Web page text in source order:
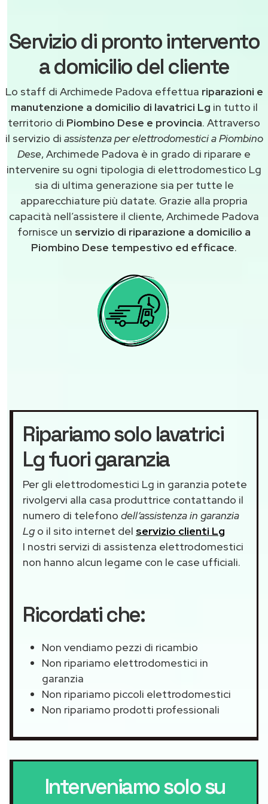
Servizio di pronto intervento
a domicilio del cliente
Lo staff di Archimede Padova effettua riparazioni e
manutenzione a domicilio di lavatrici Lg in tutto il
territorio di Piombino Dese e provincia. Attraverso
il servizio di assistenza per elettrodomestici a Piombino
Dese, Archimede Padova è in grado di riparare e
intervenire su ogni tipologia di elettrodomestico Lg
sia di ultima generazione sia per tutte le
apparecchiature più datate. Grazie alla propria
capacità nell’assistere il cliente, Archimede Padova
fornisce un servizio di riparazione a domicilio a
Piombino Dese tempestivo ed efficace.
Ripariamo solo lavatrici
Lg fuori garanzia
Per gli elettrodomestici Lg in garanzia potete
rivolgervi alla casa produttrice contattando il
numero di telefono dell’assistenza in garanzia
Lg o il sito internet del servizio clienti Lg
I nostri servizi di assistenza elettrodomestici
non hanno alcun legame con le case ufficiali.
Ricordati che:
Non vendiamo pezzi di ricambio
Non ripariamo elettrodomestici in
garanzia
Non ripariamo piccoli elettrodomestici
Non ripariamo prodotti professionali
Interveniamo solo su